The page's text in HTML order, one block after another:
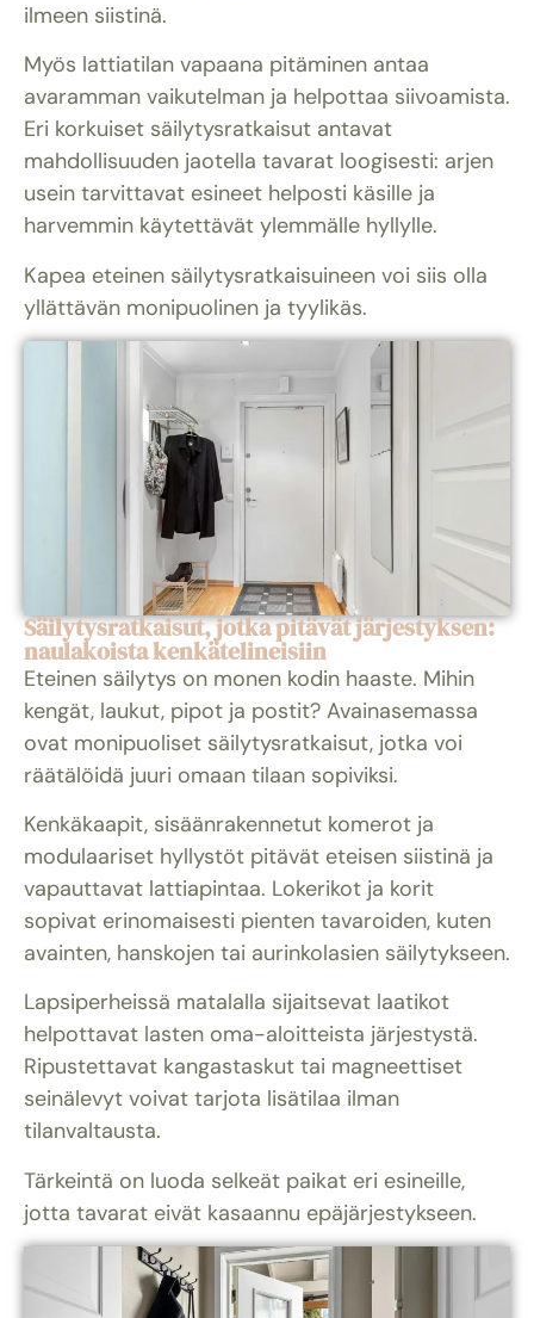
ilmeen siistinä.
Myös lattiatilan vapaana pitäminen antaa
avaramman vaikutelman ja helpottaa siivoamista.
Eri korkuiset säilytysratkaisut antavat
mahdollisuuden jaotella tavarat loogisesti: arjen
usein tarvittavat esineet helposti käsille ja
harvemmin käytettävät ylemmälle hyllylle.
Kapea eteinen säilytysratkaisuineen voi siis olla
yllättävän monipuolinen ja tyylikäs.
Säilytysratkaisut, jotka pitävät järjestyksen:
naulakoista kenkätelineisiin
Eteinen säilytys on monen kodin haaste. Mihin
kengät, laukut, pipot ja postit? Avainasemassa
ovat monipuoliset säilytysratkaisut, jotka voi
räätälöidä juuri omaan tilaan sopiviksi.
Kenkäkaapit, sisäänrakennetut komerot ja
modulaariset hyllystöt pitävät eteisen siistinä ja
vapauttavat lattiapintaa. Lokerikot ja korit
sopivat erinomaisesti pienten tavaroiden, kuten
avainten, hanskojen tai aurinkolasien säilytykseen.
Lapsiperheissä matalalla sijaitsevat laatikot
helpottavat lasten oma-aloitteista järjestystä.
Ripustettavat kangastaskut tai magneettiset
seinälevyt voivat tarjota lisätilaa ilman
tilanvaltausta.
Tärkeintä on luoda selkeät paikat eri esineille,
jotta tavarat eivät kasaannu epäjärjestykseen.